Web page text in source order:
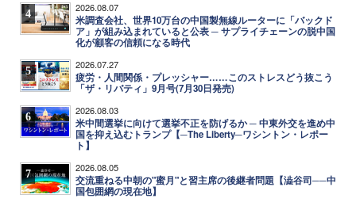
4 2026.08.07
米調査会社、世界10万台の中国製無線ルーターに「バックド
ア」が組み込まれていると公表 ─ サプライチェーンの脱中国
化が顧客の信頼になる時代
5 2026.07.27
疲労・人間関係・プレッシャー……このストレスどう抜こう
「ザ・リバティ」9月号(7月30日発売)
6 2026.08.03
米中間選挙に向けて選挙不正を防げるか ─ 中東外交を進め中
国を抑え込むトランプ【─The Liberty─ワシントン・レポー
ト】
7 2026.08.05
交流重ねる中朝の"蜜月"と習主席の後継者問題【澁谷司──中
国包囲網の現在地】